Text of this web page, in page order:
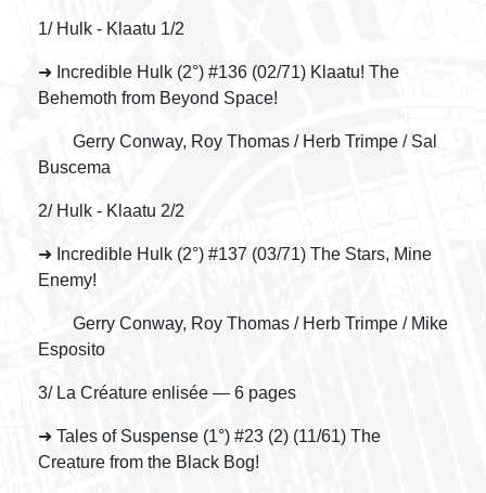
1/ Hulk - Klaatu 1/2
➜ Incredible Hulk (2°) #136 (02/71) Klaatu! The
Behemoth from Beyond Space!
Gerry Conway, Roy Thomas / Herb Trimpe / Sal
Buscema
2/ Hulk - Klaatu 2/2
➜ Incredible Hulk (2°) #137 (03/71) The Stars, Mine
Enemy!
Gerry Conway, Roy Thomas / Herb Trimpe / Mike
Esposito
3/ La Créature enlisée — 6 pages
➜ Tales of Suspense (1°) #23 (2) (11/61) The
Creature from the Black Bog!